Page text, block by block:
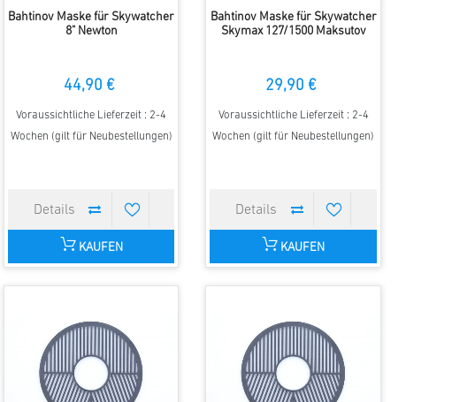
Bahtinov Maske für Skywatcher
8" Newton
44,90 €
Voraussichtliche Lieferzeit : 2-4
Wochen (gilt für Neubestellungen)
KAUFEN
Bahtinov Maske für Skywatcher
Skymax 127/1500 Maksutov
29,90 €
Voraussichtliche Lieferzeit : 2-4
Wochen (gilt für Neubestellungen)
KAUFEN